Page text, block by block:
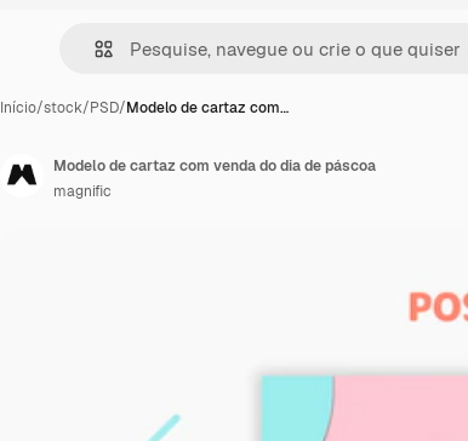
Início/stock/PSD/Modelo de cartaz com…
Modelo de cartaz com venda do dia de páscoa
magnific